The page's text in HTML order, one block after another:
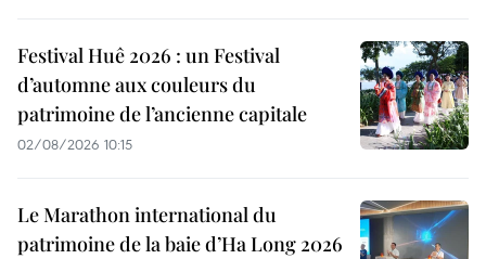
Festival Huê 2026 : un Festival
d’automne aux couleurs du
patrimoine de l’ancienne capitale
02/08/2026 10:15
Le Marathon international du
patrimoine de la baie d’Ha Long 2026